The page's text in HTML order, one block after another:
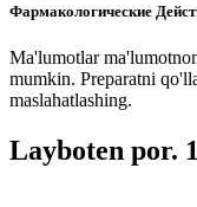
Фармакологические
Ma'lumotlar
mumkin. Preparatni
maslahatlashing.
Layboten por.